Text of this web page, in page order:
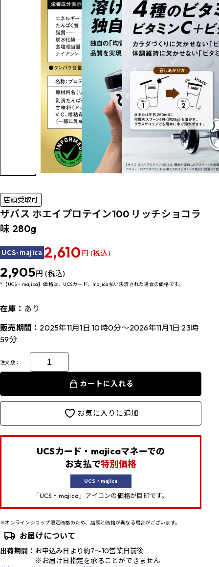
店頭受取可
ザバス ホエイプロテイン100 リッチショコラ
味 280g
UCS･majica 2,610円 (税込)
2,905円 (税込)
*【UCS・majica】価格は、UCSカード、majica払い決済された場合の価格です。
在庫： あり
販売期間： 2025年11月1日 10時0分～2026年11月1日 23時
59分
注文数：
カートに入れる
お気に入りに追加
UCSカード・majicaマネーでの
お支払で特別価格
UCS・majica
「UCS・majica」アイコンの価格が目印です。
※オンラインショップ限定価格のため、店頭と価格が異なる場合がございます。
お届けについて
出荷期間： お申込み日より約7～10営業日前後
※お届け日指定を承ることができません